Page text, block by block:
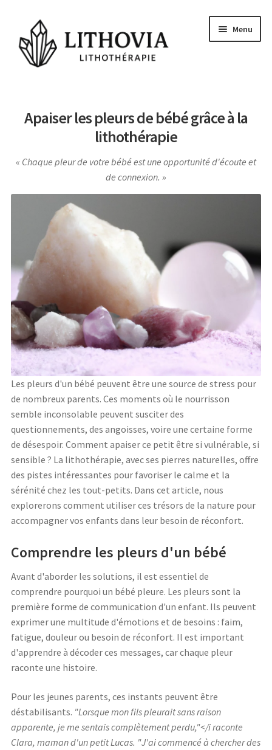
navigation
au
contenu
Menu
Les pierres
Signes Astrologiques
Les Chakras
Conseils et actu
Questions
Voyance Gratuite
Apaiser les pleurs de bébé grâce à la
lithothérapie
Chaque pleur de votre bébé est une opportunité d'écoute et
de connexion.
Les pleurs d'un bébé peuvent être une source de stress pour
de nombreux parents. Ces moments où le nourrisson
semble inconsolable peuvent susciter des
questionnements, des angoisses, voire une certaine forme
de désespoir. Comment apaiser ce petit être si vulnérable, si
sensible ? La lithothérapie, avec ses pierres naturelles, offre
des pistes intéressantes pour favoriser le calme et la
sérénité chez les tout-petits. Dans cet article, nous
explorerons comment utiliser ces trésors de la nature pour
accompagner vos enfants dans leur besoin de réconfort.
Comprendre les pleurs d'un bébé
Avant d'aborder les solutions, il est essentiel de
comprendre pourquoi un bébé pleure. Les pleurs sont la
première forme de communication d'un enfant. Ils peuvent
exprimer une multitude d'émotions et de besoins : faim,
fatigue, douleur ou besoin de réconfort. Il est important
d'apprendre à décoder ces messages, car chaque pleur
raconte une histoire.
Pour les jeunes parents, ces instants peuvent être
déstabilisants. "Lorsque mon fils pleurait sans raison
apparente, je me sentais complètement perdu,"</i raconte
Clara, maman d'un petit Lucas. "J'ai commencé à chercher des